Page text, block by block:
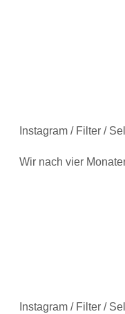
Instagram / Filter /
Wir nach vier
Instagram / Filter /